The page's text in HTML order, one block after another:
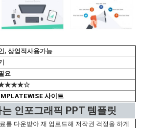
, 상업적사용가능
요
사이트
인포그래픽 PPT 템플릿
를 다운받아 재 업로드해 저작권 걱정을 하게